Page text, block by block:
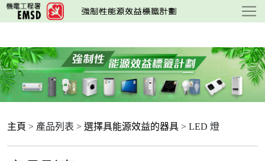
跳
至
要
內
容
主頁 > 產品列表 > 選擇具能源效益的器具 > LED 燈